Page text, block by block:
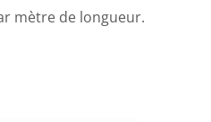
mètre de longueur.